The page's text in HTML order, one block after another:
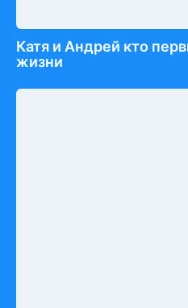
Катя и Андрей кто
жизни